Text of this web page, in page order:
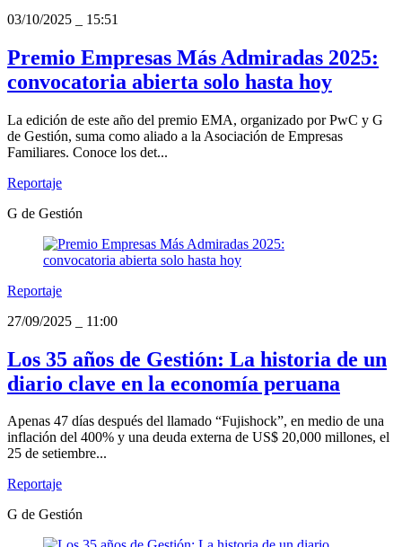
03/10/2025
15:51
Premio Empresas Más Admiradas 2025:
convocatoria abierta solo hasta hoy
La edición de este año del premio EMA, organizado por PwC y G
de Gestión, suma como aliado a la Asociación de Empresas
Familiares. Conoce los det...
Reportaje
G de Gestión
Reportaje
27/09/2025
11:00
Los 35 años de Gestión: La historia de un
diario clave en la economía peruana
Apenas 47 días después del llamado “Fujishock”, en medio de una
inflación del 400% y una deuda externa de US$ 20,000 millones, el
25 de setiembre...
Reportaje
G de Gestión